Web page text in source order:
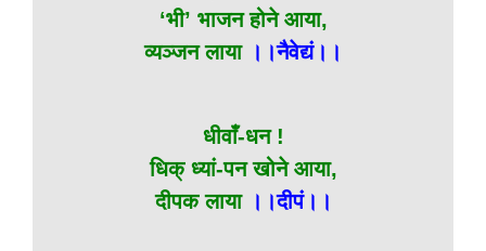
‘भी’ भाजन होने आया,
व्यञ्जन लाया।।नैवेद्यं।।
धीवाँ-धन !
धिक् ध्यां-पन खोने आया,
दीपक लाया ।।दीपं।।